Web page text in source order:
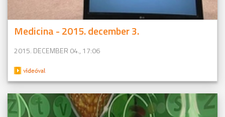
Medicina - 2015. december 3.
2015. DECEMBER 04., 17:06